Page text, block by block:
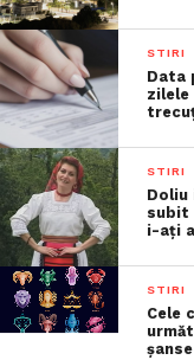
STIRI
Data
zilele
STIRI
Doliu
subit
i-ați
STIRI
Cele